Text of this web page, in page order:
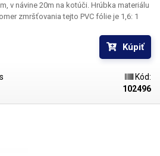
v návine 20m na kotúči. Hrúbka materiálu
zmršťovania tejto PVC fólie je 1,6: 1
° C). PVC fólie sú transparentné, bez
PVC fólie pri zmršťovaní
preto sú vhodné pre balenie i tvarovo
je potrebné rovnomerné pôsobenie
za použitia tzv. teplovzdušnej
rovnomerne rozprestretá. Po zahriatí
Pri ochladení dôjde k vytvrdnutiu
Kúpiť
Kód:
102496